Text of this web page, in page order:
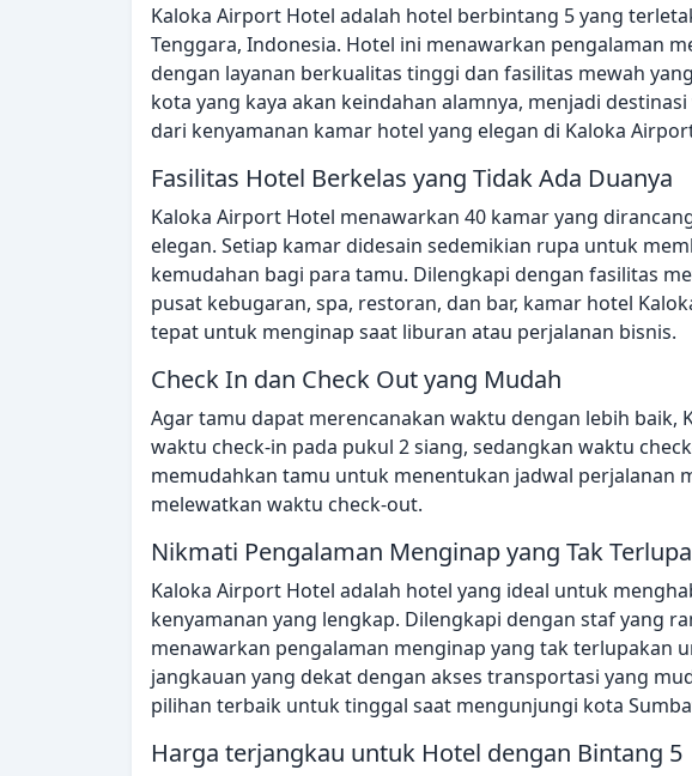
Kaloka Airport Hotel adalah hotel berbintang 5 yang
Tenggara, Indonesia. Hotel ini menawarkan pengalaman
dengan layanan berkualitas tinggi dan fasilitas mewah
kota yang kaya akan keindahan alamnya, menjadi
dari kenyamanan kamar hotel yang elegan di Kaloka
Fasilitas Hotel Berkelas yang Tidak Ada Duanya
Kaloka Airport Hotel menawarkan 40 kamar yang
elegan. Setiap kamar didesain sedemikian rupa untuk
kemudahan bagi para tamu. Dilengkapi dengan fasilitas
pusat kebugaran, spa, restoran, dan bar, kamar hotel
tepat untuk menginap saat liburan atau perjalanan bisnis.
Check In dan Check Out yang Mudah
Agar tamu dapat merencanakan waktu dengan lebih baik,
waktu check-in pada pukul 2 siang, sedangkan waktu
memudahkan tamu untuk menentukan jadwal perjalanan
melewatkan waktu check-out.
Nikmati Pengalaman Menginap yang Tak
Kaloka Airport Hotel adalah hotel yang ideal untuk
kenyamanan yang lengkap. Dilengkapi dengan staf yang
menawarkan pengalaman menginap yang tak terlupakan
jangkauan yang dekat dengan akses transportasi yang
pilihan terbaik untuk tinggal saat mengunjungi kota
Harga terjangkau untuk Hotel dengan Bintang 5